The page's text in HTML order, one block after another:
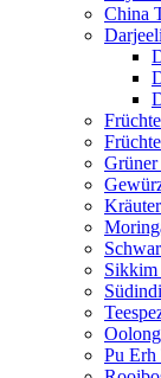
China
Grüner
Pu Erh